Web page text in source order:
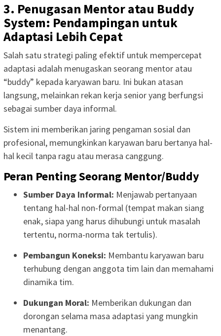
3. Penugasan Mentor atau Buddy
System: Pendampingan untuk
Adaptasi Lebih Cepat
Salah satu strategi paling efektif untuk mempercepat
adaptasi adalah menugaskan seorang mentor atau
“buddy” kepada karyawan baru. Ini bukan atasan
langsung, melainkan rekan kerja senior yang berfungsi
sebagai sumber daya informal.
Sistem ini memberikan jaring pengaman sosial dan
profesional, memungkinkan karyawan baru bertanya hal-
hal kecil tanpa ragu atau merasa canggung.
Peran Penting Seorang Mentor/Buddy
Sumber Daya Informal: Menjawab pertanyaan
tentang hal-hal non-formal (tempat makan siang
enak, siapa yang harus dihubungi untuk masalah
tertentu, norma-norma tak tertulis).
Pembangun Koneksi: Membantu karyawan baru
terhubung dengan anggota tim lain dan memahami
dinamika tim.
Dukungan Moral: Memberikan dukungan dan
dorongan selama masa adaptasi yang mungkin
menantang.